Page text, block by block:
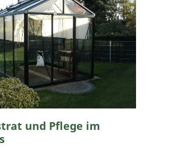
und Pflege im